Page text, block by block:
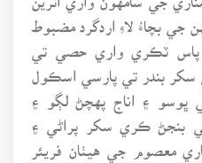
جي بچاءُ لاءِ اردگرد مضبوط
پاس ٽڪري واري حصي تي
سکر بندر تي پارسي اسڪول
ڀوسو ۽ اناج پهچڻ لڳو ۽
بنجڻ ڪري سکر پراڻي ۽
معصوم جي هيٺان فريئر